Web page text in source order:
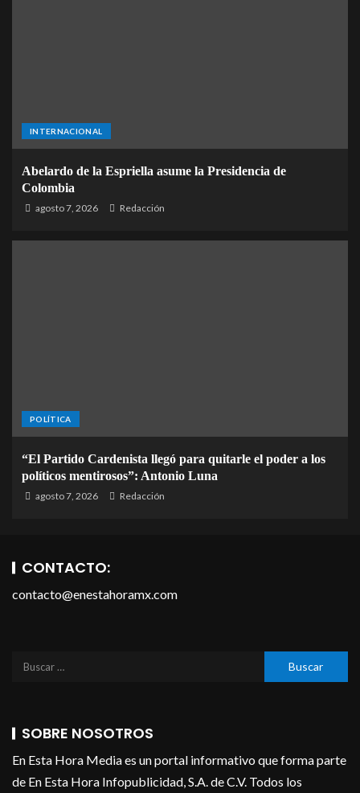
INTERNACIONAL
Abelardo de la Espriella asume la Presidencia de
Colombia
agosto 7, 2026 Redacción
POLÍTICA
“El Partido Cardenista llegó para quitarle el poder a los
políticos mentirosos”: Antonio Luna
agosto 7, 2026 Redacción
CONTACTO:
contacto@enestahoramx.com
SOBRE NOSOTROS
En Esta Hora Media es un portal informativo que forma parte
de En Esta Hora Infopublicidad, S.A. de C.V. Todos los